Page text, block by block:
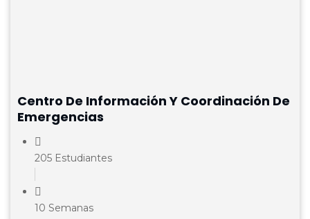
Centro De Información Y Coordinación De
Emergencias
205 Estudiantes
10 Semanas